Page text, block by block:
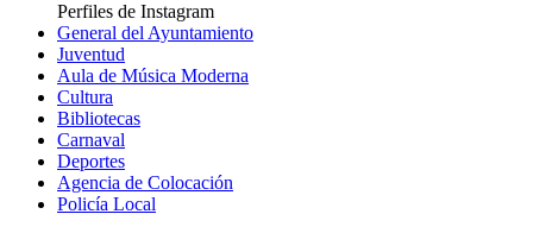
Perfiles de Instagram
General del Ayuntamiento
Juventud
Aula de Música Moderna
Cultura
Bibliotecas
Carnaval
Deportes
Agencia de Colocación
Policía Local